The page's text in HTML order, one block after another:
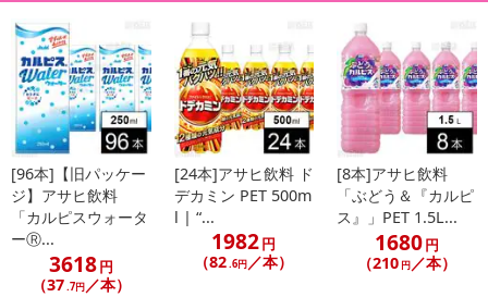
[96本]【旧パッケー
ジ】アサヒ飲料
「カルピスウォータ
ーⓇ...
3618円
（37.7円／本）
[24本]アサヒ飲料 ド
デカミン PET 500m
l | “...
1982円
（82.6円／本）
[8本]アサヒ飲料
「ぶどう＆『カルピ
ス』」PET 1.5L...
1680円
（210 円／本）